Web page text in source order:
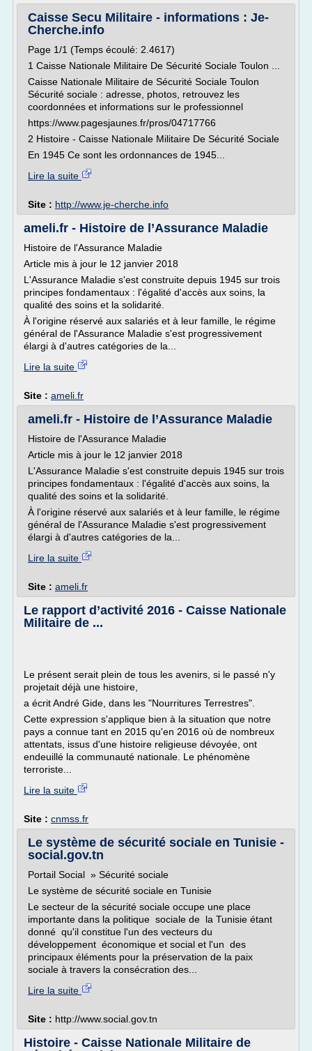
Caisse Secu Militaire - informations : Je-
Cherche.info
Page 1/1 (Temps écoulé: 2.4617)
1 Caisse Nationale Militaire De Sécurité Sociale Toulon ...
Caisse Nationale Militaire de Sécurité Sociale Toulon
Sécurité sociale : adresse, photos, retrouvez les
coordonnées et informations sur le professionnel
https://www.pagesjaunes.fr/pros/04717766
2 Histoire - Caisse Nationale Militaire De Sécurité Sociale
En 1945 Ce sont les ordonnances de 1945...
Lire la suite
Site : http://www.je-cherche.info
ameli.fr - Histoire de l’Assurance Maladie
Histoire de l'Assurance Maladie
Article mis à jour le 12 janvier 2018
L'Assurance Maladie s'est construite depuis 1945 sur trois
principes fondamentaux : l'égalité d'accès aux soins, la
qualité des soins et la solidarité.
À l'origine réservé aux salariés et à leur famille, le régime
général de l'Assurance Maladie s'est progressivement
élargi à d'autres catégories de la...
Lire la suite
Site : ameli.fr
ameli.fr - Histoire de l’Assurance Maladie
Histoire de l'Assurance Maladie
Article mis à jour le 12 janvier 2018
L'Assurance Maladie s'est construite depuis 1945 sur trois
principes fondamentaux : l'égalité d'accès aux soins, la
qualité des soins et la solidarité.
À l'origine réservé aux salariés et à leur famille, le régime
général de l'Assurance Maladie s'est progressivement
élargi à d'autres catégories de la...
Lire la suite
Site : ameli.fr
Le rapport d’activité 2016 - Caisse Nationale
Militaire de ...
Le présent serait plein de tous les avenirs, si le passé n'y
projetait déjà une histoire,
a écrit André Gide, dans les "Nourritures Terrestres".
Cette expression s'applique bien à la situation que notre
pays a connue tant en 2015 qu'en 2016 où de nombreux
attentats, issus d'une histoire religieuse dévoyée, ont
endeuillé la communauté nationale. Le phénomène
terroriste...
Lire la suite
Site : cnmss.fr
Le système de sécurité sociale en Tunisie -
social.gov.tn
Portail Social » Sécurité sociale
Le système de sécurité sociale en Tunisie
Le secteur de la sécurité sociale occupe une place
importante dans la politique sociale de la Tunisie étant
donné qu'il constitue l'un des vecteurs du
développement économique et social et l'un des
principaux éléments pour la préservation de la paix
sociale à travers la consécration des...
Lire la suite
Site : http://www.social.gov.tn
Histoire - Caisse Nationale Militaire de